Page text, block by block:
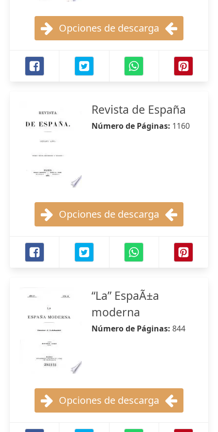
Opciones de descarga
Revista de España
Número de Páginas: 1160
Opciones de descarga
“La” EspaÃ±a
moderna
Número de Páginas: 844
Opciones de descarga